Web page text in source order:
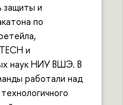
защиты и
по
и
наук НИУ ВШЭ. В
работали над